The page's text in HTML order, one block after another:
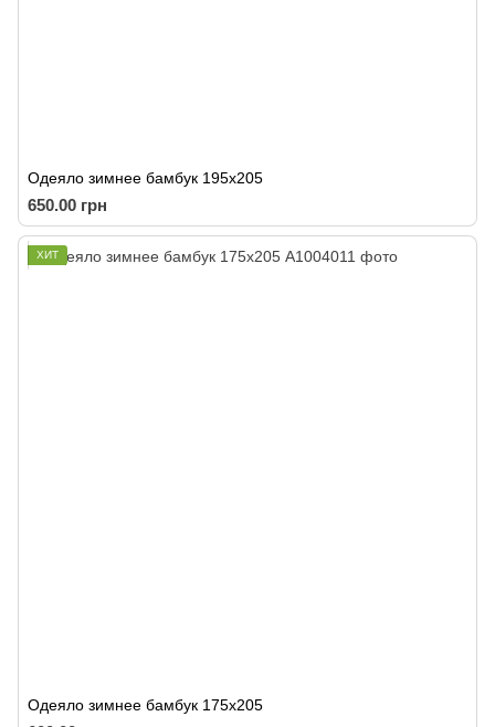
Одеяло зимнее бамбук 195х205
650.00 грн
ХИТ
Одеяло зимнее бамбук 175х205